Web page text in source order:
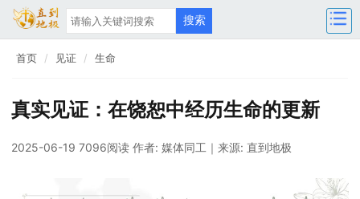
首页 见证 生命
真实见证：在饶恕中经历生命的更新
2025-06-19 7096阅读 作者: 媒体同工 ｜来源: 直到地极